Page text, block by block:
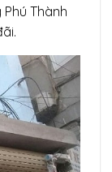
Phú Thành